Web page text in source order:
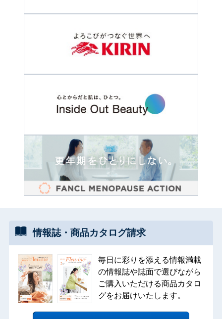
情報誌・ 商品カタログ請求
毎日に彩りを添える情報満載
の情報誌や誌面で選びながら
ご購入いただける商品カタロ
グをお届けいたします。